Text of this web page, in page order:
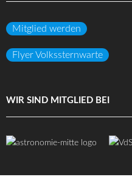
Mitglied werden
Flyer Volkssternwarte
WIR SIND MITGLIED BEI